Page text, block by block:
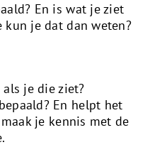
En is wat je ziet
kun je dat dan weten?
je die ziet?
En helpt het
je kennis met de